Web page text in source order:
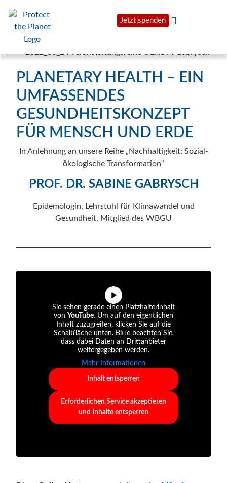
Jetzt spenden
PLANETARY HEALTH – EIN
UMFASSENDES
GESUNDHEITSKONZEPT
FÜR MENSCH UND ERDE
In Anlehnung an unsere Reihe „Nachhaltigkeit: Sozial-
ökologische Transformation“
PROF. DR. SABINE GABRYSCH
Epidemologin, Lehrstuhl für Klimawandel und
Gesundheit, Mitglied des WBGU
Sie sehen gerade einen Platzhalterinhalt
von YouTube. Um auf den eigentlichen
Inhalt zuzugreifen, klicken Sie auf die
Schaltfläche unten. Bitte beachten Sie,
dass dabei Daten an Drittanbieter
weitergegeben werden.
Mehr Informationen
Inhalt entsperren
Erforderlichen Service akzeptieren
und Inhalte entsperren